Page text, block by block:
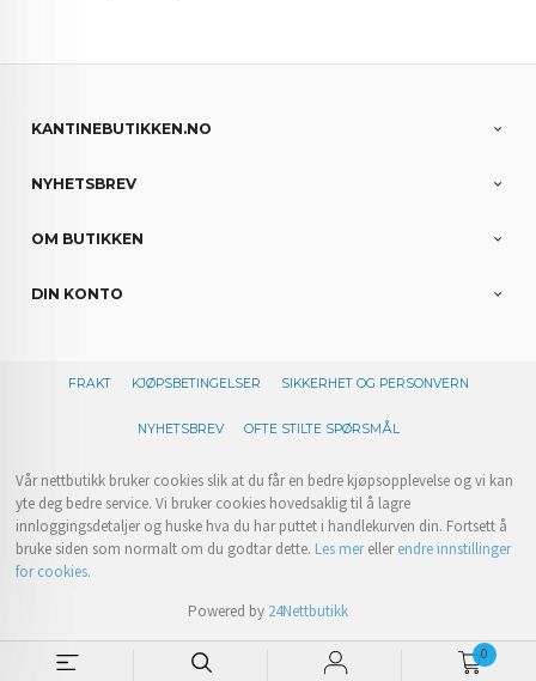
0
KANTINEBUTIKKEN.NO
NYHETSBREV
OM BUTIKKEN
DIN KONTO
FRAKT KJØPSBETINGELSER SIKKERHET OG PERSONVERN
NYHETSBREV OFTE STILTE SPØRSMÅL
Vår nettbutikk bruker cookies slik at du får en bedre kjøpsopplevelse og vi kan
yte deg bedre service. Vi bruker cookies hovedsaklig til å lagre
innloggingsdetaljer og huske hva du har puttet i handlekurven din. Fortsett å
bruke siden som normalt om du godtar dette. Les merellerendre innstillinger
for cookies.
Powered by 24Nettbutikk